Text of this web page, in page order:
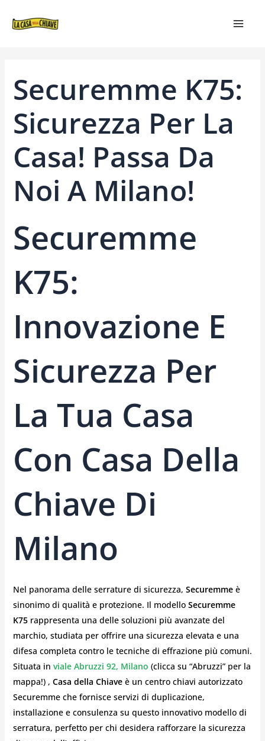
Securemme K75:
Sicurezza Per La
Casa! Passa Da
Noi A Milano!
Securemme
K75:
Innovazione E
Sicurezza Per
La Tua Casa
Con Casa Della
Chiave Di
Milano
Nel panorama delle serrature di sicurezza, Securemmeè
sinonimo di qualità e protezione. Il modello Securemme
K75 rappresenta una delle soluzioni più avanzate del
marchio, studiata per offrire una sicurezza elevata e una
difesa completa contro le tecniche di effrazione più comuni.
Situata in viale Abruzzi 92, Milano (clicca su “Abruzzi” per la
mappa!) , Casa della Chiaveè un centro chiavi autorizzato
Securemme che fornisce servizi di duplicazione,
installazione e consulenza su questo innovativo modello di
serratura, perfetto per chi desidera rafforzare la sicurezza
ARTICOLI